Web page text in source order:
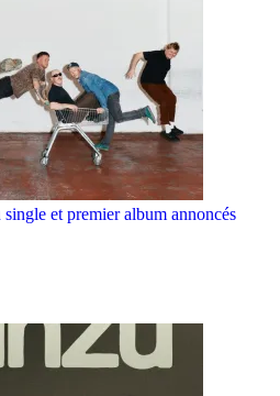
et premier album annoncés